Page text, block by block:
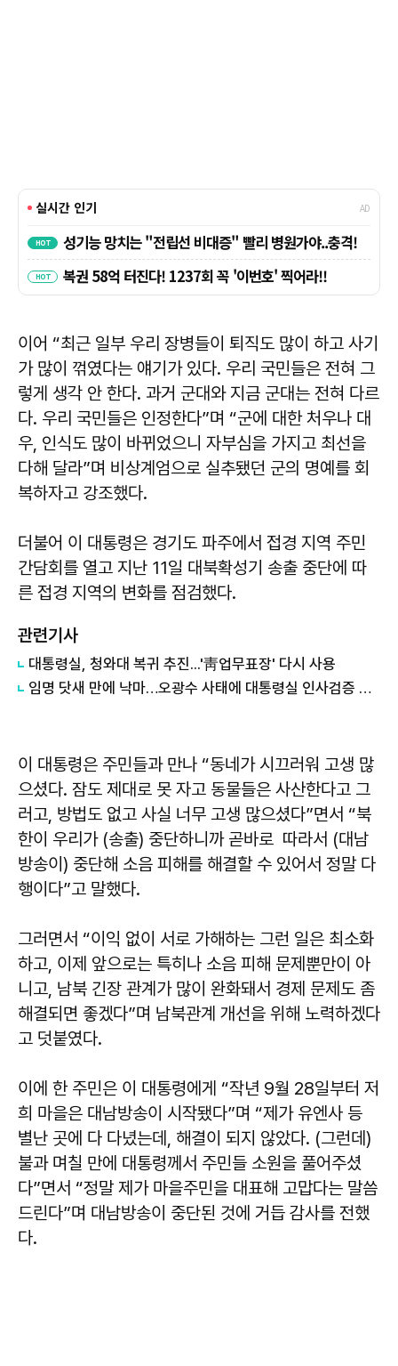
이어 “최근 일부 우리 장병들이 퇴직도 많이 하고 사기
가 많이 꺾였다는 얘기가 있다. 우리 국민들은 전혀 그
렇게 생각 안 한다. 과거 군대와 지금 군대는 전혀 다르
다. 우리 국민들은 인정한다”며 “군에 대한 처우나 대
우, 인식도 많이 바뀌었으니 자부심을 가지고 최선을
다해 달라”며 비상계엄으로 실추됐던 군의 명예를 회
복하자고 강조했다.
더불어 이 대통령은 경기도 파주에서 접경 지역 주민
간담회를 열고 지난 11일 대북확성기 송출 중단에 따
른 접경 지역의 변화를 점검했다.
관련기사
대통령실, 청와대 복귀 추진...'靑업무표장' 다시 사용
임명 닷새 만에 낙마…오광수 사태에 대통령실 인사검증 도마
이 대통령은 주민들과 만나 “동네가 시끄러워 고생 많
으셨다. 잠도 제대로 못 자고 동물들은 사산한다고 그
러고, 방법도 없고 사실 너무 고생 많으셨다”면서 “북
한이 우리가 (송출) 중단하니까 곧바로 따라서 (대남
방송이) 중단해 소음 피해를 해결할 수 있어서 정말 다
행이다”고 말했다.
그러면서 “이익 없이 서로 가해하는 그런 일은 최소화
하고, 이제 앞으로는 특히나 소음 피해 문제뿐만이 아
니고, 남북 긴장 관계가 많이 완화돼서 경제 문제도 좀
해결되면 좋겠다”며 남북관계 개선을 위해 노력하겠다
고 덧붙였다.
이에 한 주민은 이 대통령에게 “작년 9월 28일부터 저
희 마을은 대남방송이 시작됐다”며 “제가 유엔사 등
별난 곳에 다 다녔는데, 해결이 되지 않았다. (그런데)
불과 며칠 만에 대통령께서 주민들 소원을 풀어주셨
다”면서 “정말 제가 마을주민을 대표해 고맙다는 말씀
드린다”며 대남방송이 중단된 것에 거듭 감사를 전했
다.